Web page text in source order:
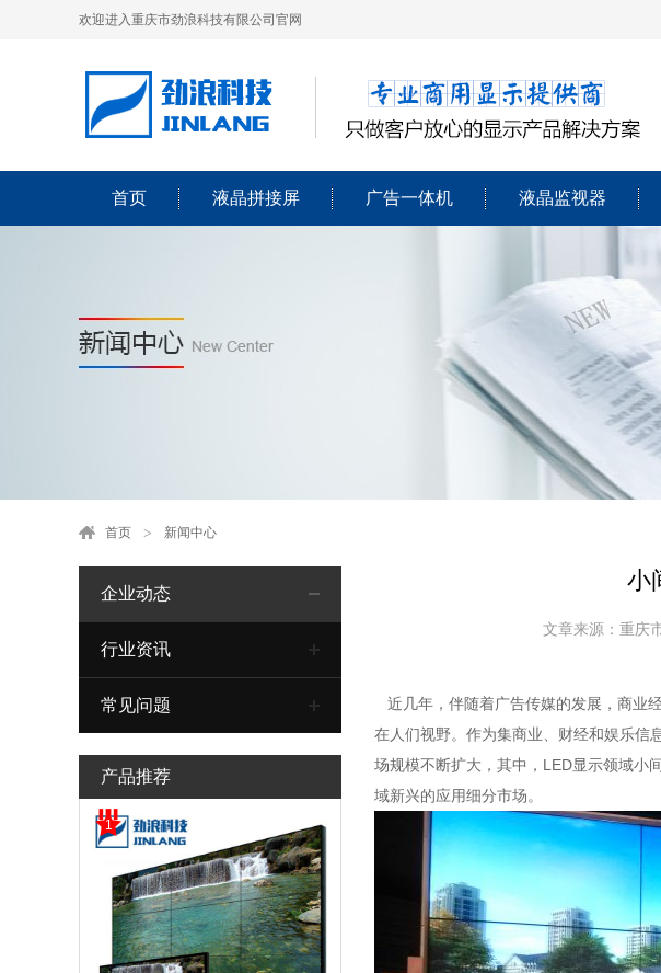
欢迎进入重庆市劲浪科技有限公司官网
首页 液晶拼接屏 广告一体机 液晶监视器
首页 新闻中心
企业动态
行业资讯
常见问题
产品推荐
1
小
文章来源：重庆
近几年，伴随着广告传媒的发展，商业
在人们视野。作为集商业、财经和娱乐信
场规模不断扩大，其中，LED显示领域小
域新兴的应用细分市场。